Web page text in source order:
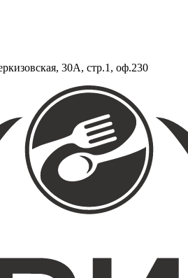
30А, стр.1, оф.230